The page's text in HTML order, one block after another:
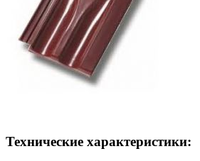
Технические характеристики: